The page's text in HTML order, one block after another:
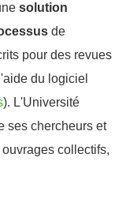
solution
de
pour des revues
du logiciel
). L'Université
ses chercheurs et
collectifs,